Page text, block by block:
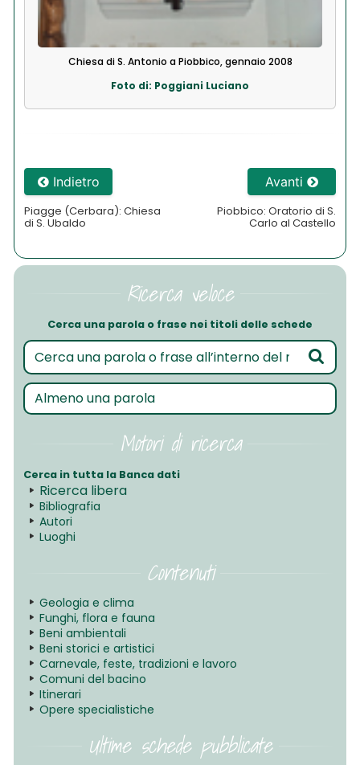
Ricerca veloce
Cerca una parola o frase nei titoli delle schede
Motori di ricerca
Cerca in tutta la Banca dati
Ricerca libera
Bibliografia
Autori
Luoghi
Contenuti
Geologia e clima
Funghi, flora e fauna
Beni ambientali
Beni storici e artistici
Carnevale, feste, tradizioni e lavoro
Comuni del bacino
Itinerari
Opere specialistiche
Ultime schede pubblicate
Chiesa di S. Antonio a Piobbico, gennaio 2008
Foto di: Poggiani Luciano
Indietro
Piagge (Cerbara): Chiesa
di S. Ubaldo
Avanti
Piobbico: Oratorio di S.
Carlo al Castello